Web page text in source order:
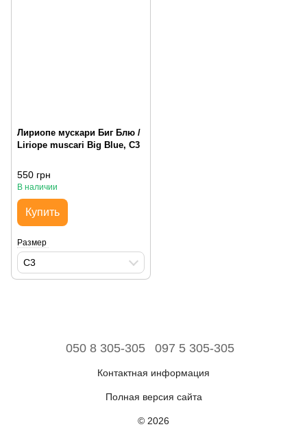
Лириопе мускари Биг Блю /
Liriope muscari Big Blue, С3
550 грн
В наличии
Купить
Размер
С3
050 8 305-305 097 5 305-305
Контактная информация
Полная версия сайта
© 2026